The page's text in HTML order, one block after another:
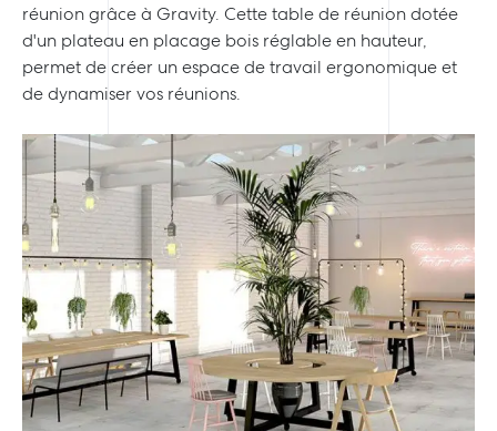
réunion grâce à Gravity. Cette table de réunion dotée
d'un plateau en placage bois réglable en hauteur,
permet de créer un espace de travail ergonomique et
de dynamiser vos réunions.
Previous Next